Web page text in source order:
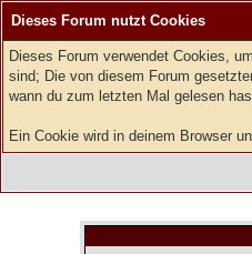
Dieses Forum nutzt Cookies
Dieses Forum verwendet Cookies,
sind; Die von diesem Forum
wann du zum letzten Mal gelesen
Ein Cookie wird in deinem Browser